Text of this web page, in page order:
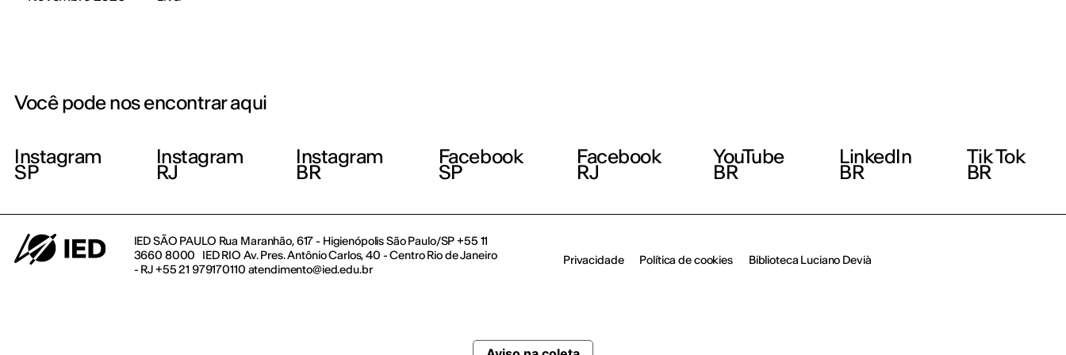
Você pode nos encontrar aqui
Instagram
SP
Instagram
RJ
Instagram
BR
Facebook
SP
Facebook
RJ
YouTube
BR
LinkedIn
BR
Tik Tok
BR
IED SÃO PAULO Rua Maranhão, 617 - Higienópolis São Paulo/SP +55 11
3660 8000 IED RIO Av. Pres. Antônio Carlos, 40 - Centro Rio de Janeiro
- RJ +55 21 979170110 atendimento@ied.edu.br
Privacidade Política de cookies Biblioteca Luciano Devià